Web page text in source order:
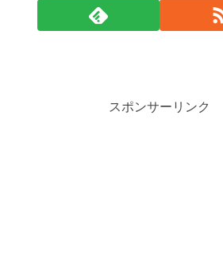
スポンサーリンク